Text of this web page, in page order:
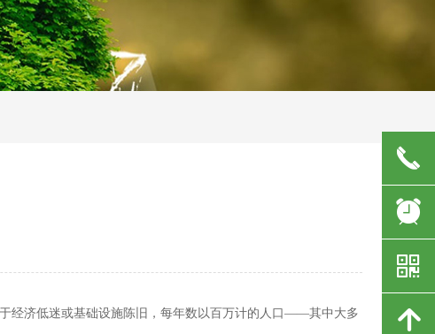
经济低迷或基础设施陈旧，每年数以百万计的人口——其中大多
끅
뀥
낃
녕